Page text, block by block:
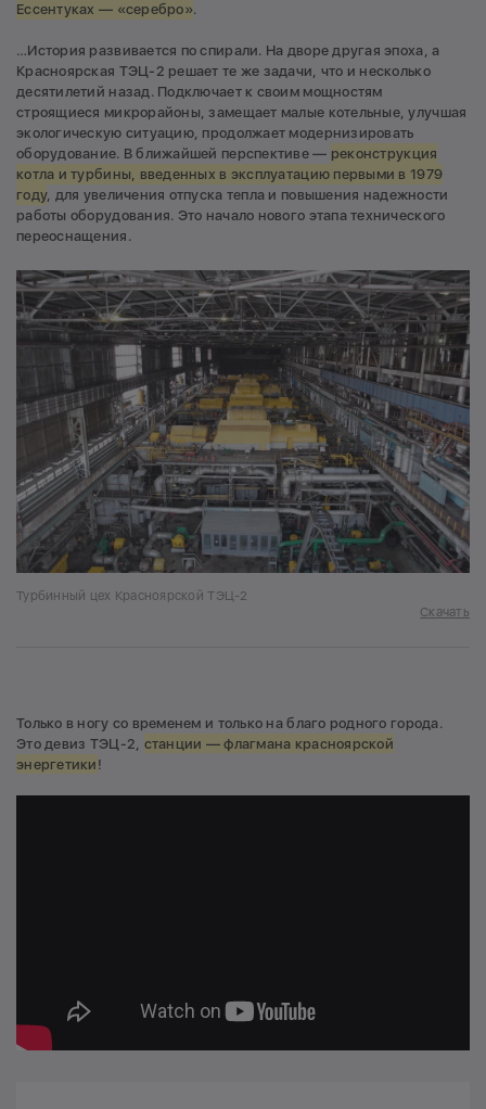
Ессентуках — «серебро».
…История развивается по спирали. На дворе другая эпоха, а
Красноярская ТЭЦ-2 решает те же задачи, что и несколько
десятилетий назад. Подключает к своим мощностям
строящиеся микрорайоны, замещает малые котельные, улучшая
экологическую ситуацию, продолжает модернизировать
оборудование. В ближайшей перспективе — реконструкция
котла и турбины, введенных в эксплуатацию первыми в 1979
году, для увеличения отпуска тепла и повышения надежности
работы оборудования. Это начало нового этапа технического
переоснащения.
Турбинный цех Красноярской ТЭЦ-2
Скачать
Только в ногу со временем и только на благо родного города.
Это девиз ТЭЦ-2, станции — флагмана красноярской
энергетики !